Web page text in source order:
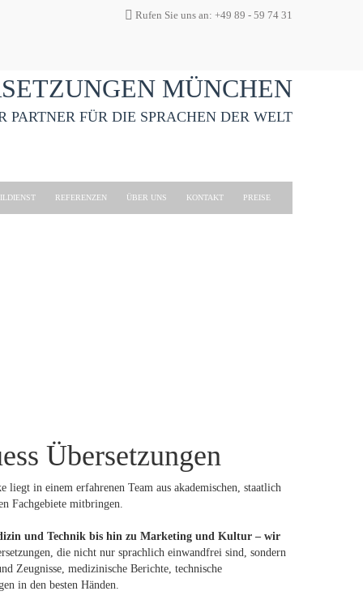
Rufen Sie uns an: +49 89 - 59 74 31
MÜNCHEN
PARTNER FÜR DIE SPRACHEN DER WELT
REFERENZEN ÜBER UNS KONTAKT PREISE
Übersetzungen
liegt in einem erfahrenen Team aus akademischen, staatlich
Fachgebiete mitbringen.
und Technik bis hin zu Marketing und Kultur – wir
die nicht nur sprachlich einwandfrei sind, sondern
Zeugnisse, medizinische Berichte, technische
in den besten Händen.